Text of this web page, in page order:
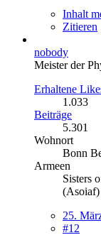
Inhalt
Zitieren
nobody
Meister der
Erhaltene
1.033
Beiträge
5.301
Wohnort
Bonn
Armeen
Sisters
(Asoiaf)
25.
#12